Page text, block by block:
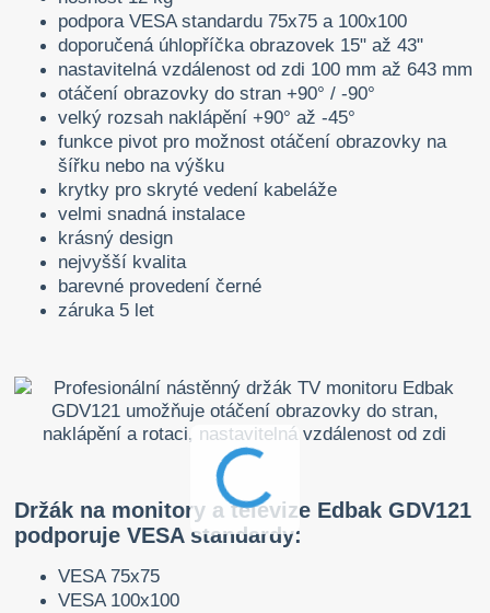
podpora VESA standardu 75x75 a 100x100
doporučená úhlopříčka obrazovek 15" až 43"
nastavitelná vzdálenost od zdi 100 mm až 643 mm
otáčení obrazovky do stran +90° / -90°
velký rozsah naklápění +90° až -45°
funkce pivot pro možnost otáčení obrazovky na
šířku nebo na výšku
krytky pro skryté vedení kabeláže
velmi snadná instalace
krásný design
nejvyšší kvalita
barevné provedení černé
záruka 5 let
Držák na monitory a televize Edbak GDV121
podporuje VESA standardy:
VESA 75x75
VESA 100x100